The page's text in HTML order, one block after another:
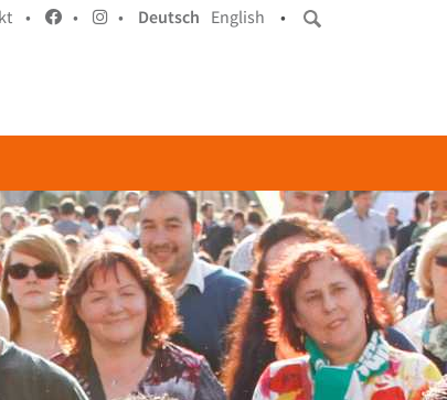
• • • Deutsch English •